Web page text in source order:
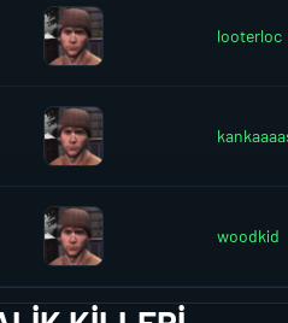
looterloc
woodkid